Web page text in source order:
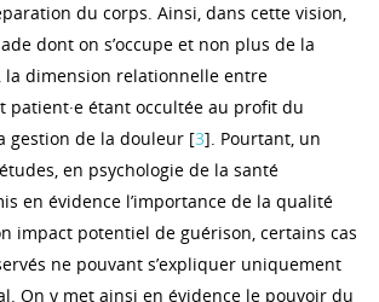
du corps. Ainsi, dans cette vision,
dont on s’occupe et non plus de la
la dimension relationnelle entre
patient·e étant occultée au profit du
gestion de la douleur [3]. Pourtant, un
en psychologie de la santé
en évidence l’importance de la qualité
impact potentiel de guérison, certains cas
ne pouvant s’expliquer uniquement
On y met ainsi en évidence le pouvoir du